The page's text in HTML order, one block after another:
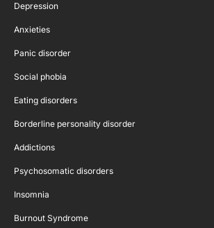
Depression
Anxieties
Panic disorder
Social phobia
Eating disorders
Borderline personality disorder
Addictions
Psychosomatic disorders
Insomnia
Burnout Syndrome